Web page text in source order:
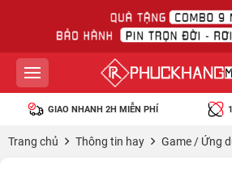
GIAO NHANH 2H MIỄN PHÍ
Trang chủ Thông tin hay Game / Ứng